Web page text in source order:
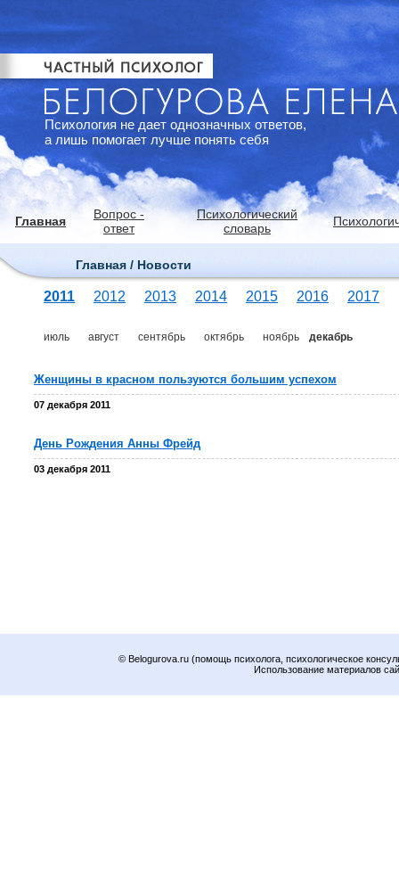
Психология не дает однозначных ответов,
а лишь помогает лучше понять себя
Главная
Вопрос -
ответ
Психологический
словарь
Главная / Новости
2011 2012 2013 2014 2015 2016 2017
июль август сентябрь октябрь ноябрь декабрь
Женщины в красном пользуются большим успехом
07 декабря 2011
День Рождения Анны Фрейд
03 декабря 2011
© Belogurova.ru (помощь психолога, психологическое
Использование материалов